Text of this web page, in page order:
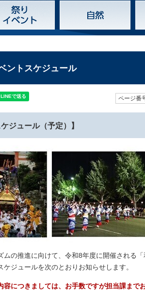
ントスケジュール
ページ番
ジュール（予定）】
ムの推進に向けて、令和8年度に開催される
ケジュールを次のとおりお知らせします。
につきましては、お手数ですが担当課ま